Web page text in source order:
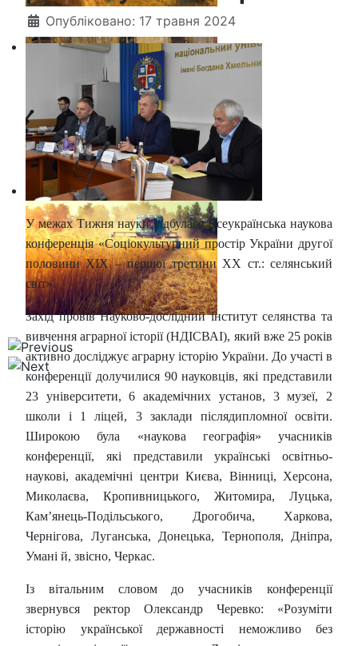
Опубліковано: 17 травня 2024
У межах Тижня науки відбулася Всеукраїнська наукова
конференція «Соціокультурний простір України другої
половини ХІХ – першої третини ХХ ст.: селянський
світ».
Захід провів Науково-дослідний інститут селянства та
вивчення аграрної історії (НДІСВАІ), який вже 25 років
активно досліджує аграрну історію України. До участі в
конференції долучилися 90 науковців, які представили
23 університети, 6 академічних установ, 3 музеї, 2
школи і 1 ліцей, 3 заклади післядипломної освіти.
Широкою була «наукова географія» учасників
конференції, які представили українські освітньо-
наукові, академічні центри Києва, Вінниці, Херсона,
Миколаєва, Кропивницького, Житомира, Луцька,
Кам’янець-Подільського, Дрогобича, Харкова,
Чернігова, Луганська, Донецька, Тернополя, Дніпра,
Умані й, звісно, Черкас.
Із вітальним словом до учасників конференції
звернувся ректор Олександр Черевко: «Розуміти
історію української державності неможливо без